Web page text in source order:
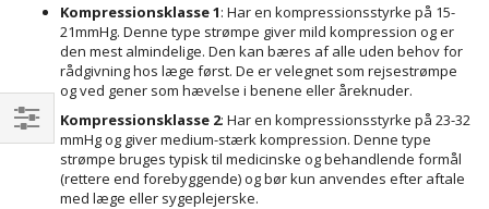
Kompressionsklasse 1: Har en kompressionsstyrke på 15-
21mmHg. Denne type strømpe giver mild kompression og er
den mest almindelige. Den kan bæres af alle uden behov for
rådgivning hos læge først. De er velegnet som rejsestrømpe
og ved gener som hævelse i benene eller åreknuder.
Kompressionsklasse 2: Har en kompressionsstyrke på 23-32
mmHg og giver medium-stærk kompression. Denne type
strømpe bruges typisk til medicinske og behandlende formål
(rettere end forebyggende) og bør kun anvendes efter aftale
med læge eller sygeplejerske.
Filtrer